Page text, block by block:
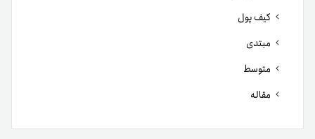
کیف پول
مبتدی
متوسط
مقاله